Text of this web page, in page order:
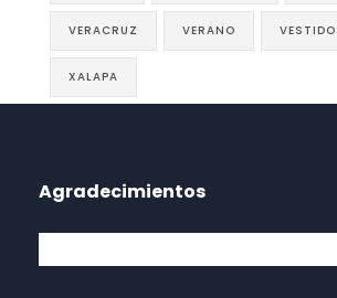
VERACRUZ VERANO
XALAPA
Agradecimientos